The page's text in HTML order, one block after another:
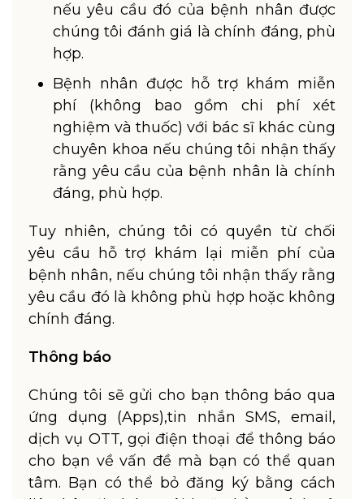
nếu yêu cầu đó của bệnh nhân được
chúng tôi đánh giá là chính đáng, phù
hợp.
Bệnh nhân được hỗ trợ khám miễn
phí (không bao gồm chi phí xét
nghiệm và thuốc) với bác sĩ khác cùng
chuyên khoa nếu chúng tôi nhận thấy
rằng yêu cầu của bệnh nhân là chính
đáng, phù hợp.
Tuy nhiên, chúng tôi có quyền từ chối
yêu cầu hỗ trợ khám lại miễn phí của
bệnh nhân, nếu chúng tôi nhận thấy rằng
yêu cầu đó là không phù hợp hoặc không
chính đáng.
Thông báo
Chúng tôi sẽ gửi cho bạn thông báo qua
ứng dụng (Apps),tin nhắn SMS, email,
dịch vụ OTT, gọi điện thoại để thông báo
cho bạn về vấn đề mà bạn có thể quan
tâm. Bạn có thể bỏ đăng ký bằng cách